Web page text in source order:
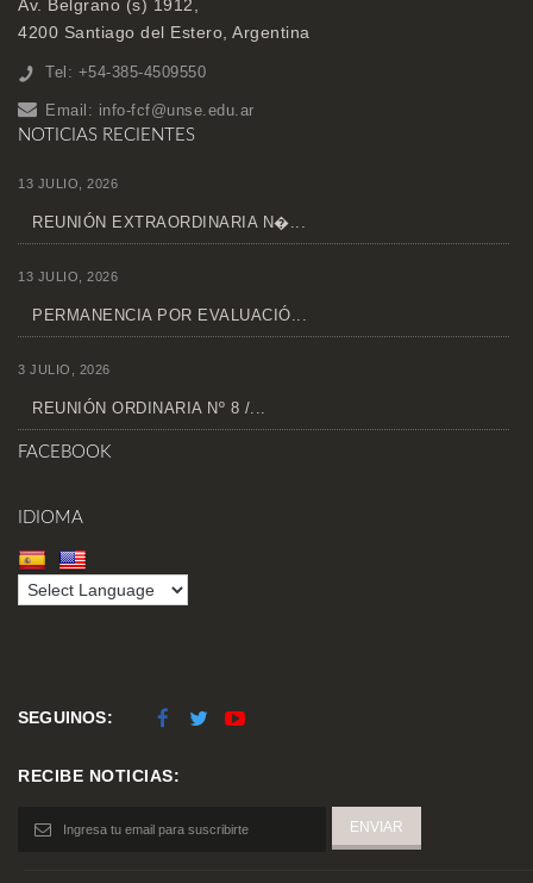
Av. Belgrano (s) 1912,
4200 Santiago del Estero, Argentina
Tel: +54-385-4509550
Email: info-fcf@unse.edu.ar
NOTICIAS RECIENTES
13 JULIO, 2026
REUNIÓN EXTRAORDINARIA N�...
13 JULIO, 2026
PERMANENCIA POR EVALUACIÓ...
3 JULIO, 2026
REUNIÓN ORDINARIA Nº 8 /...
FACEBOOK
IDIOMA
SEGUINOS:
RECIBE NOTICIAS: